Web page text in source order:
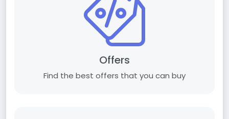
Offers
Find the best offers that you can buy